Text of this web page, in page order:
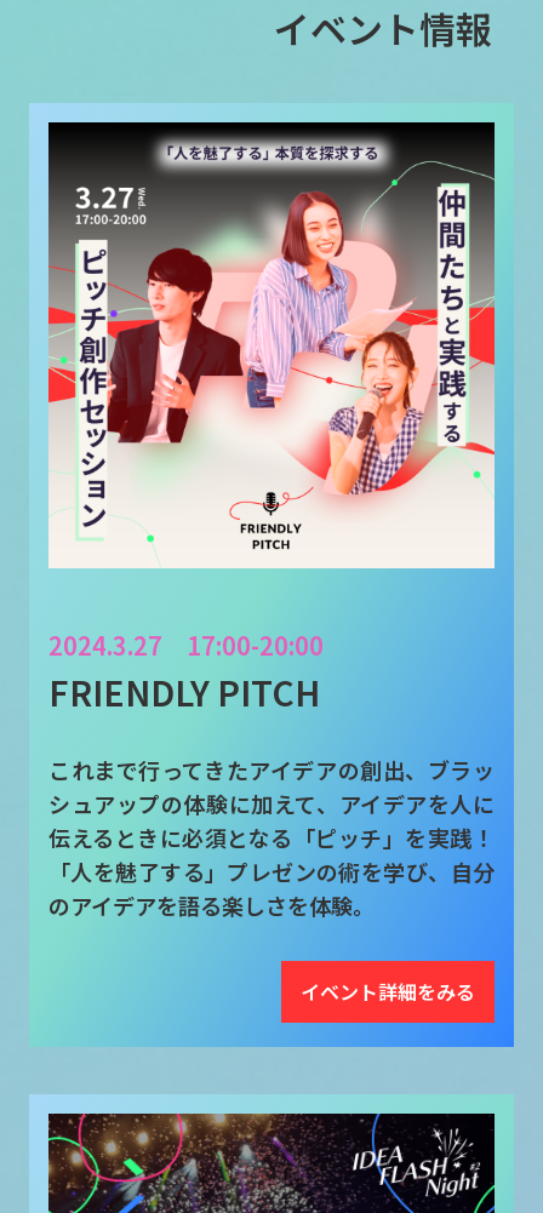
イベント情報
2024.3.27 17:00-20:00
FRIENDLY PITCH
これまで行ってきたアイデアの創出、ブラッ
シュアップの体験に加えて、アイデアを人に
伝えるときに必須となる「ピッチ」を実践！
「人を魅了する」プレゼンの術を学び、自分
のアイデアを語る楽しさを体験。
イベント詳細をみる